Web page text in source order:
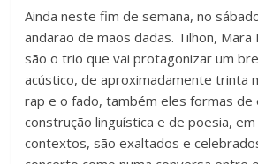
Ainda neste ­fim de semana, no
andarão de mãos dadas. Tilhon, Mara
são o trio que vai protagonizar um
acústico, de aproximadamente trinta
rap e o fado, também eles formas de
construção linguística e de poesia,
contextos, são exaltados e